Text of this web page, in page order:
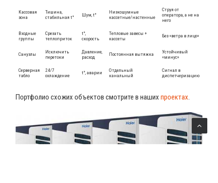
Кассовая
зона
Тишина,
стабильная t°
Шум, t°
Низкошумные
кассетные/настенные
Струя от
оператора, а не на
него
Входные
группы
Срезать
теплоприток
t°,
скорость
Тепловые завесы +
кассеты
Без «ветра в лицо»
Санузлы
Исключить
перетоки
Давление,
расход
Постоянная вытяжка
Устойчивый
«минус»
Серверная
табло
24/7
охлаждение
t°, аварии
Отдельный
канальный
Сигнал в
диспетчеризацию
Портфолио схожих объектов смотрите в наших проектах.